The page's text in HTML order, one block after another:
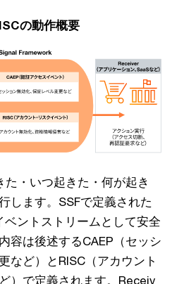
の動作概要
・いつ起きた・何が起き
します。SSFで定義された
ントストリームとして安全
容は後述するCAEP（セッシ
など）とRISC（アカウント
）で定義されます。Receiv